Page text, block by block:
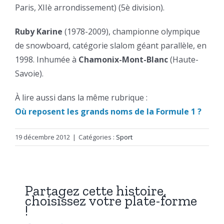
Paris, XIIè arrondissement) (5è division).
Ruby Karine (1978-2009), championne olympique
de snowboard, catégorie slalom géant parallèle, en
1998. Inhumée à Chamonix-Mont-Blanc(Haute-
Savoie).
À lire aussi dans la même rubrique :
Où reposent les grands noms de la Formule 1 ?
19 décembre 2012 | Catégories : Sport
Partagez cette histoire,
choisissez votre plate-forme
!